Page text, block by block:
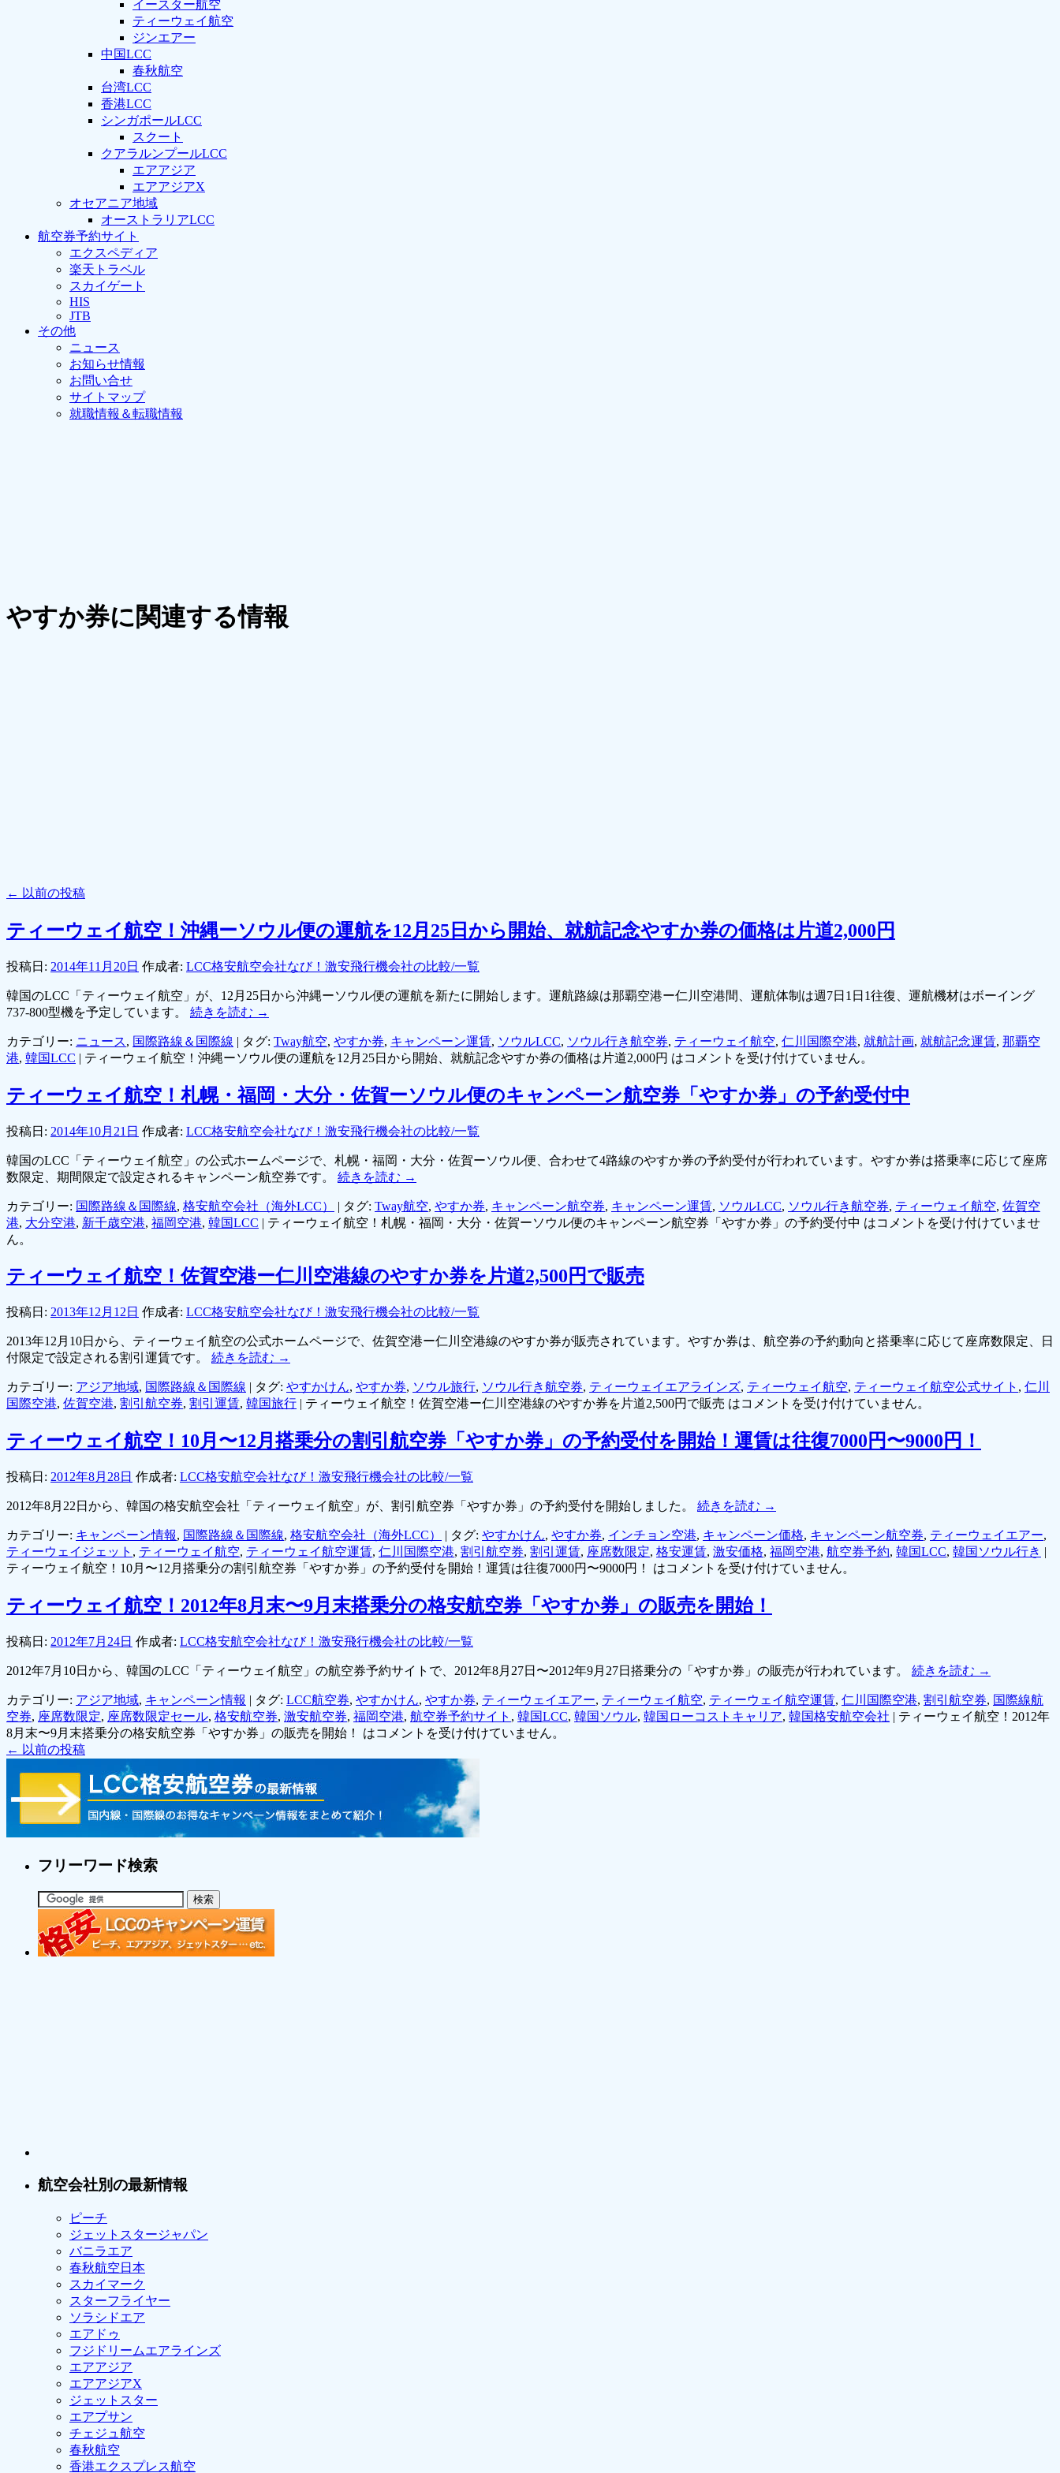
イースター航空
ティーウェイ航空
ジンエアー
中国LCC
春秋航空
台湾LCC
香港LCC
シンガポールLCC
スクート
クアラルンプールLCC
エアアジア
エアアジアX
オセアニア地域
オーストラリアLCC
航空券予約サイト
エクスペディア
楽天トラベル
スカイゲート
HIS
JTB
その他
ニュース
お知らせ情報
お問い合せ
サイトマップ
就職情報＆転職情報
やすか券に関連する情報
← 以前の投稿
ティーウェイ航空！沖縄ーソウル便の運航を12月25日から開始、就航記念やすか券の価格は片道2,000円
投稿日: 2014年11月20日 作成者: LCC格安航空会社なび！激安飛行機会社の比較/一覧
韓国のLCC「ティーウェイ航空」が、12月25日から沖縄ーソウル便の運航を新たに開始します。運航路線は那覇空港ー仁川空港間、運航体制は週7日1日1往復、運航機材はボーイング
737-800型機を予定しています。 続きを読む →
カテゴリー: ニュース, 国際路線＆国際線 | タグ: Tway航空, やすか券, キャンペーン運賃, ソウルLCC, ソウル行き航空券, ティーウェイ航空, 仁川国際空港, 就航計画, 就航記念運賃, 那覇空
港, 韓国LCC | ティーウェイ航空！沖縄ーソウル便の運航を12月25日から開始、就航記念やすか券の価格は片道2,000円 はコメントを受け付けていません。
ティーウェイ航空！札幌・福岡・大分・佐賀ーソウル便のキャンペーン航空券「やすか券」の予約受付中
投稿日: 2014年10月21日 作成者: LCC格安航空会社なび！激安飛行機会社の比較/一覧
韓国のLCC「ティーウェイ航空」の公式ホームページで、札幌・福岡・大分・佐賀ーソウル便、合わせて4路線のやすか券の予約受付が行われています。やすか券は搭乗率に応じて座席
数限定、期間限定で設定されるキャンペーン航空券です。 続きを読む →
カテゴリー: 国際路線＆国際線, 格安航空会社（海外LCC） | タグ: Tway航空, やすか券, キャンペーン航空券, キャンペーン運賃, ソウルLCC, ソウル行き航空券, ティーウェイ航空, 佐賀空
港, 大分空港, 新千歳空港, 福岡空港, 韓国LCC | ティーウェイ航空！札幌・福岡・大分・佐賀ーソウル便のキャンペーン航空券「やすか券」の予約受付中 はコメントを受け付けていませ
ん。
ティーウェイ航空！佐賀空港ー仁川空港線のやすか券を片道2,500円で販売
投稿日: 2013年12月12日 作成者: LCC格安航空会社なび！激安飛行機会社の比較/一覧
2013年12月10日から、ティーウェイ航空の公式ホームページで、佐賀空港ー仁川空港線のやすか券が販売されています。やすか券は、航空券の予約動向と搭乗率に応じて座席数限定、日
付限定で設定される割引運賃です。 続きを読む →
カテゴリー: アジア地域, 国際路線＆国際線 | タグ: やすかけん, やすか券, ソウル旅行, ソウル行き航空券, ティーウェイエアラインズ, ティーウェイ航空, ティーウェイ航空公式サイト , 仁川
国際空港, 佐賀空港, 割引航空券, 割引運賃, 韓国旅行 | ティーウェイ航空！佐賀空港ー仁川空港線のやすか券を片道2,500円で販売 はコメントを受け付けていません。
ティーウェイ航空！10月〜12月搭乗分の割引航空券「やすか券」の予約受付を開始！運賃は往復7000円〜9000円！
投稿日: 2012年8月28日 作成者: LCC格安航空会社なび！激安飛行機会社の比較/一覧
2012年8月22日から、韓国の格安航空会社「ティーウェイ航空」が、割引航空券「やすか券」の予約受付を開始しました。 続きを読む →
カテゴリー: キャンペーン情報, 国際路線＆国際線, 格安航空会社（海外LCC） | タグ: やすかけん, やすか券, インチョン空港, キャンペーン価格, キャンペーン航空券, ティーウェイエアー,
ティーウェイジェット , ティーウェイ航空, ティーウェイ航空運賃, 仁川国際空港, 割引航空券, 割引運賃, 座席数限定, 格安運賃, 激安価格, 福岡空港, 航空券予約, 韓国LCC, 韓国ソウル行き |
ティーウェイ航空！10月〜12月搭乗分の割引航空券「やすか券」の予約受付を開始！運賃は往復7000円〜9000円！ はコメントを受け付けていません。
ティーウェイ航空！2012年8月末〜9月末搭乗分の格安航空券「やすか券」の販売を開始！
投稿日: 2012年7月24日 作成者: LCC格安航空会社なび！激安飛行機会社の比較/一覧
2012年7月10日から、韓国のLCC「ティーウェイ航空」の航空券予約サイトで、2012年8月27日〜2012年9月27日搭乗分の「やすか券」の販売が行われています。 続きを読む →
カテゴリー: アジア地域, キャンペーン情報 | タグ: LCC航空券, やすかけん, やすか券, ティーウェイエアー, ティーウェイ航空, ティーウェイ航空運賃, 仁川国際空港, 割引航空券, 国際線航
空券, 座席数限定, 座席数限定セール, 格安航空券, 激安航空券, 福岡空港, 航空券予約サイト , 韓国LCC, 韓国ソウル, 韓国ローコストキャリア, 韓国格安航空会社 | ティーウェイ航空！2012年
8月末〜9月末搭乗分の格安航空券「やすか券」の販売を開始！ はコメントを受け付けていません。
← 以前の投稿
フリーワード検索
航空会社別の最新情報
ピーチ
ジェットスタージャパン
バニラエア
春秋航空日本
スカイマーク
スターフライヤー
ソラシドエア
エアドゥ
フジドリームエアラインズ
エアアジア
エアアジアX
ジェットスター
エアプサン
チェジュ航空
春秋航空
香港エクスプレス航空